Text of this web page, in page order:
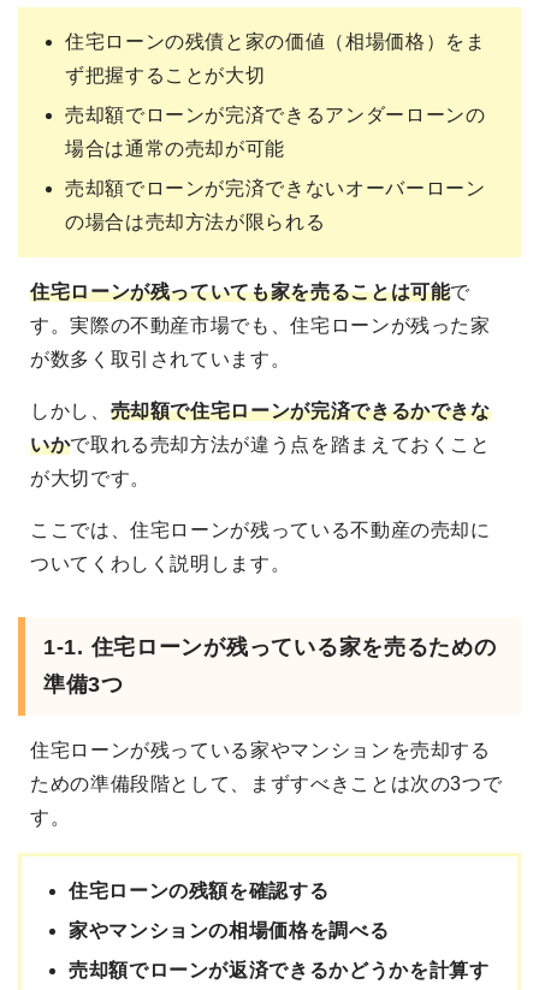
住宅ローンの残債と家の価値（相場価格）をま
ず把握することが大切
売却額でローンが完済できるアンダーローンの
場合は通常の売却が可能
売却額でローンが完済できないオーバーローン
の場合は売却方法が限られる
住宅ローンが残っていても家を売ることは可能で
す。実際の不動産市場でも、住宅ローンが残った家
が数多く取引されています。
しかし、 売却額で住宅ローンが完済できるかできな
いかで取れる売却方法が違う点を踏まえておくこと
が大切です。
ここでは、住宅ローンが残っている不動産の売却に
ついてくわしく説明します。
1-1. 住宅ローンが残っている家を売るための
準備3つ
住宅ローンが残っている家やマンションを売却する
ための準備段階として、まずすべきことは次の3つで
す。
住宅ローンの残額を確認する
家やマンションの相場価格を調べる
売却額でローンが返済できるかどうかを計算す